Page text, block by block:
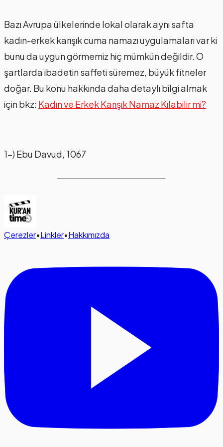
Bazı Avrupa ülkelerinde lokal olarak aynı safta
kadın-erkek karışık cuma namazı uygulamaları var ki
bunu da uygun görmemiz hiç mümkün değildir. O
şartlarda ibadetin saffeti süremez, büyük fitneler
doğar. Bu konu hakkında daha detaylı bilgi almak
için bkz: Kadın ve Erkek Karışık Namaz Kılabilir mi?
1-) Ebu Davud, 1067
Çerezler•Linkler•Hakkımızda